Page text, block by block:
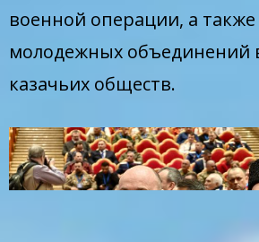
военной операции, а
молодежных объединений
казачьих обществ.